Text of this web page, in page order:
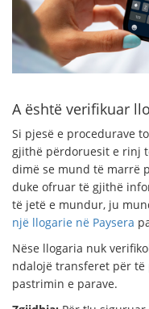
A është verifikuar
Si pjesë e procedurave
gjithë përdoruesit e rinj
dimë se mund të marrë
duke ofruar të gjithë
të jetë e mundur, ju
një llogarie në Paysera
Nëse llogaria nuk
ndalojë transferet për
pastrimin e parave.